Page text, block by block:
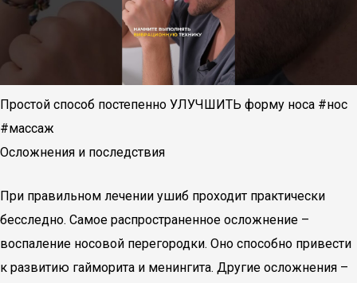
Простой способ постепенно УЛУЧШИТЬ форму носа #нос
#массаж
Осложнения и последствия
При правильном лечении ушиб проходит практически
бесследно. Самое распространенное осложнение –
воспаление носовой перегородки. Оно способно привести
к развитию гайморита и менингита. Другие осложнения –